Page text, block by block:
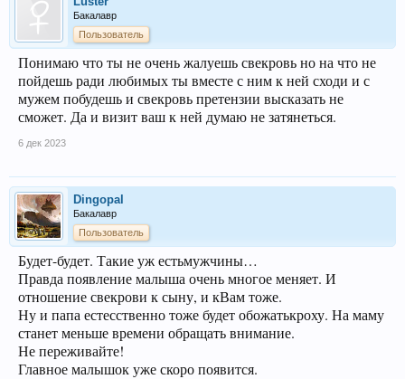
Бакалавр
Пользователь
Понимаю что ты не очень жалуешь свекровь но на что не
пойдешь ради любимых ты вместе с ним к ней сходи и с
мужем побудешь и свекровь претензии высказать не
сможет. Да и визит ваш к ней думаю не затянеться.
6 дек 2023
Dingopal
Бакалавр
Пользователь
Будет-будет. Такие уж естьмужчины…
Правда появление малыша очень многое меняет. И
отношение свекрови к сыну, и кВам тоже.
Ну и папа естесственно тоже будет обожатькроху. На маму
станет меньше времени обращать внимание.
Не переживайте!
Главное малышок уже скоро появится.